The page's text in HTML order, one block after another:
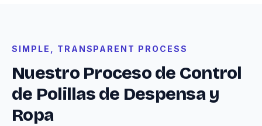
SIMPLE, TRANSPARENT PROCESS
Nuestro Proceso de Control
de Polillas de Despensa y
Ropa